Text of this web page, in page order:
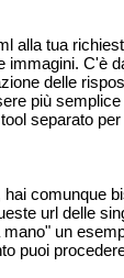
alla tua
C'è
delle
più
separato
comunque
url delle
un
puoi